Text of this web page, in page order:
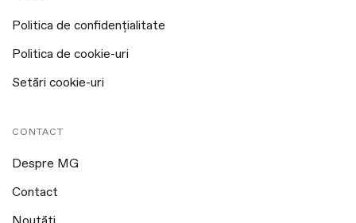
Politica de confidențialitate
Politica de cookie-uri
Setări cookie-uri
CONTACT
Despre MG
Contact